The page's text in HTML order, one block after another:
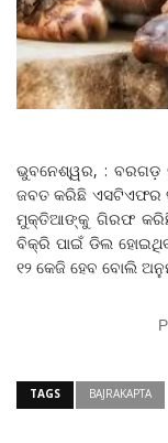
ଭୁବନେଶ୍ୱର, : ବରଗଡ଼
ଜବତ କରିଛି ଏସଟିଏଫର
ମୁକ୍ତିଆଙ୍କୁ ଗିରଫ କରିଛି
ବିକ୍ରି ପାଇଁ ଡିଲ
୧୨ କେଜି ହେବ ବୋଲି
TAGS BAJRAKAPTA